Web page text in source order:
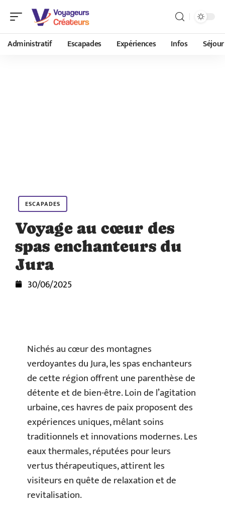
Administratif Escapades Expériences Infos Séjour
ESCAPADES
Voyage au cœur des
spas enchanteurs du
Jura
30/06/2025
Nichés au cœur des montagnes
verdoyantes du Jura, les spas enchanteurs
de cette région offrent une parenthèse de
détente et de bien-être. Loin de l’agitation
urbaine, ces havres de paix proposent des
expériences uniques, mêlant soins
traditionnels et innovations modernes. Les
eaux thermales, réputées pour leurs
vertus thérapeutiques, attirent les
visiteurs en quête de relaxation et de
revitalisation.